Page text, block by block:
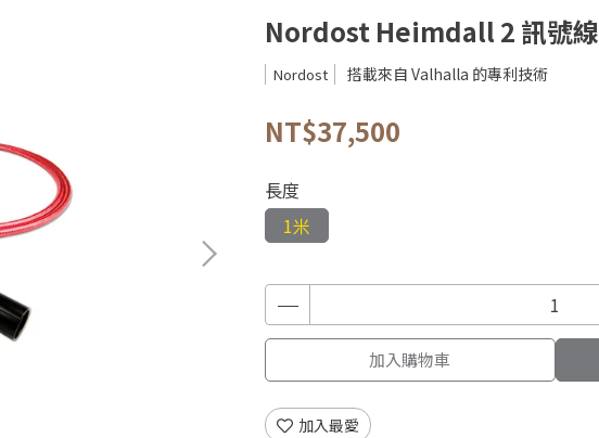
Nordost Heimdall 2 訊號線
Nordost 搭載來自 Valhalla 的專利技術
NT$37,500
長度
1米
加入購物車
加入最愛